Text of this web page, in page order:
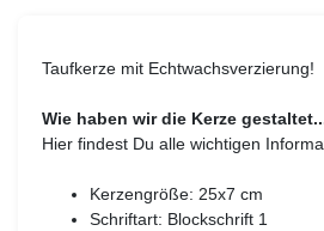
Taufkerze mit Echtwachsverzierung!
Wie haben wir die Kerze
Hier findest Du alle wichtigen
Kerzengröße: 25x7 cm
Schriftart: Blockschrift 1